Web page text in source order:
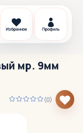
Избранное Профиль
мр. 9мм
(0)